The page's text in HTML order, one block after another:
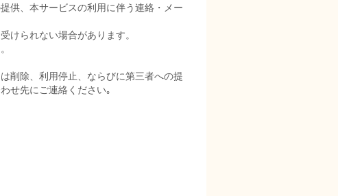
供、本サービスの利用に伴う連絡・メー
けられない場合があります。
削除、利用停止、ならびに第三者への提
せ先にご連絡ください｡